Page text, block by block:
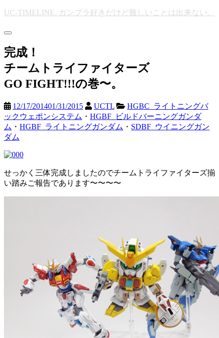
Skip
UC-TIMELINE. ガンプラ好きだけど難しいことは出来ない。
Toggle
完成！
チームトライファイターズ
GO FIGHT!!!の巻〜。
12/17/201401/31/2015 UCTL
HGBC_ライトニングバ
ックウェポンシステム ・ HGBF_ビルドバーニングガンダ
ム ・ HGBF_ライトニングガンダム ・ SDBF_ウイニングガン
ダム
せっかく三体完成しましたのでチームトライファイターズ揃
い踏みご報告であります〜〜〜〜